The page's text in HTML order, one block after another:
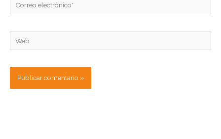
electrónico*